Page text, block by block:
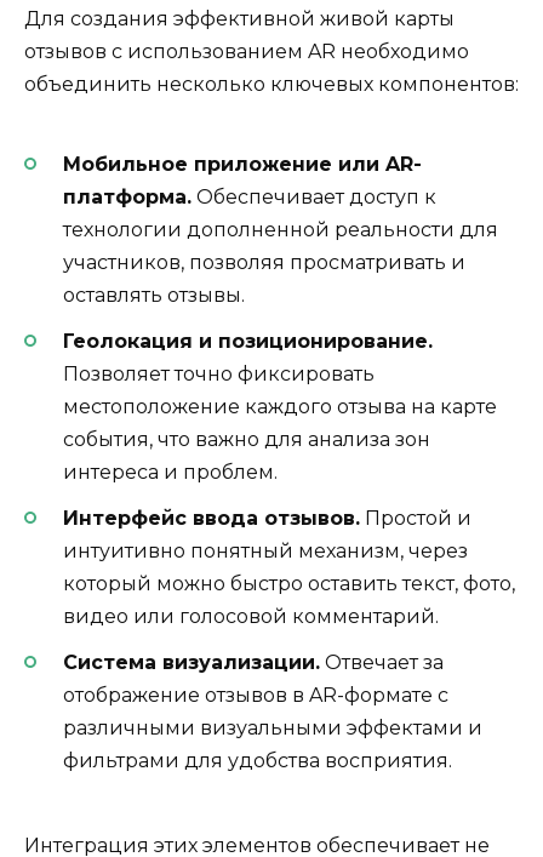
Для создания эффективной живой карты
отзывов с использованием AR необходимо
объединить несколько ключевых компонентов:
Мобильное приложение или AR-
платформа. Обеспечивает доступ к
технологии дополненной реальности для
участников, позволяя просматривать и
оставлять отзывы.
Геолокация и позиционирование.
Позволяет точно фиксировать
местоположение каждого отзыва на карте
события, что важно для анализа зон
интереса и проблем.
Интерфейс ввода отзывов. Простой и
интуитивно понятный механизм, через
который можно быстро оставить текст, фото,
видео или голосовой комментарий.
Система визуализации. Отвечает за
отображение отзывов в AR-формате с
различными визуальными эффектами и
фильтрами для удобства восприятия.
Интеграция этих элементов обеспечивает не